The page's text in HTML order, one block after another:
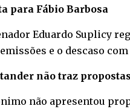
para Fábio Barbosa
Eduardo Suplicy
e o descaso
não traz propostas
não apresentou